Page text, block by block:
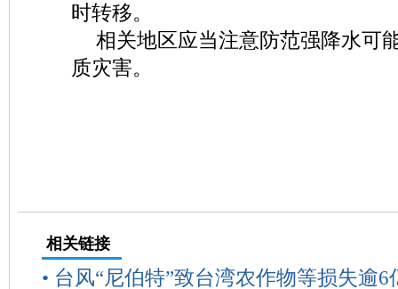
时转移。
相关地区应当注意防范强降水可
质灾害。
相关链接
• 台风“尼伯特”致台湾农作物等损失逾6